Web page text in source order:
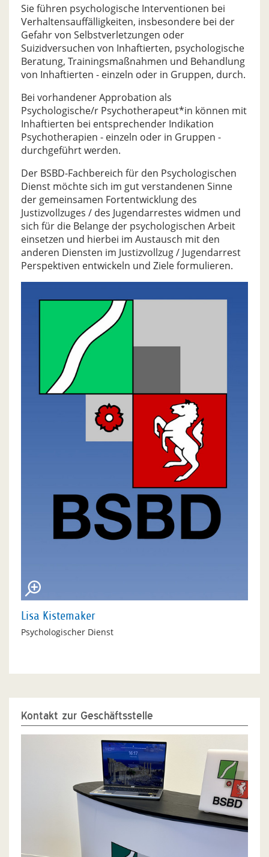
Sie führen psychologische Interventionen bei
Verhaltensauffälligkeiten, insbesondere bei der
Gefahr von Selbstverletzungen oder
Suizidversuchen von Inhaftierten, psychologische
Beratung, Trainingsmaßnahmen und Behandlung
von Inhaftierten - einzeln oder in Gruppen, durch.
Bei vorhandener Approbation als
Psychologische/r Psychotherapeut*in können mit
Inhaftierten bei entsprechender Indikation
Psychotherapien - einzeln oder in Gruppen -
durchgeführt werden.
Der BSBD-Fachbereich für den Psychologischen
Dienst möchte sich im gut verstandenen Sinne
der gemeinsamen Fortentwicklung des
Justizvollzuges / des Jugendarrestes widmen und
sich für die Belange der psychologischen Arbeit
einsetzen und hierbei im Austausch mit den
anderen Diensten im Justizvollzug / Jugendarrest
Perspektiven entwickeln und Ziele formulieren.
Lisa Kistemaker
Psychologischer Dienst
Kontakt zur Geschäftsstelle